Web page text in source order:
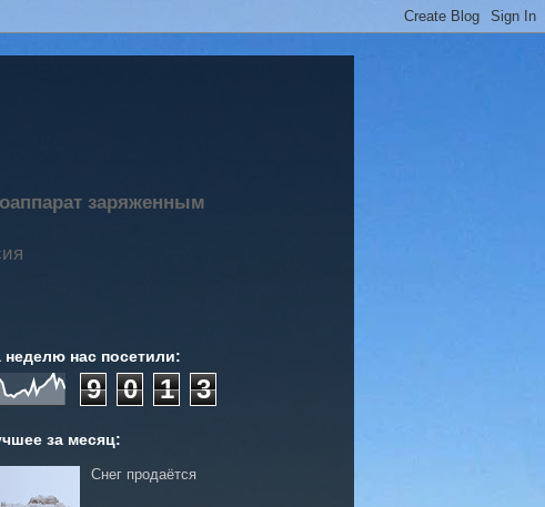
заряженным
неделю нас посетили:
9 0 1 3
за месяц:
Снег продаётся